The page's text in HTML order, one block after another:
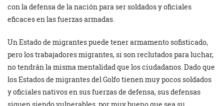
con la defensa de la nación para ser soldados y oficiales
eficaces en las fuerzas armadas.
Un Estado de migrantes puede tener armamento sofisticado,
pero los trabajadores migrantes, si son reclutados para luchar,
no tendrán la misma mentalidad que los ciudadanos. Dado que
los Estados de migrantes del Golfo tienen muy pocos soldados
y oficiales nativos en sus fuerzas de defensa, sus defensas